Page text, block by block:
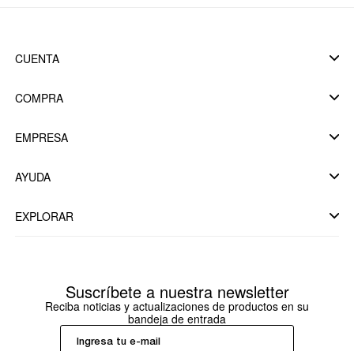
CUENTA
COMPRA
EMPRESA
AYUDA
EXPLORAR
Suscríbete a nuestra newsletter
Reciba noticias y actualizaciones de productos en su
bandeja de entrada